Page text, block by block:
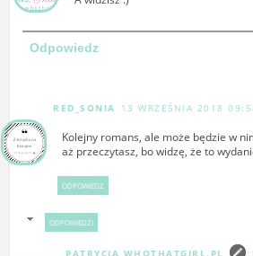
Odpowiedz
RED_SONIA 13 WRZEŚNIA 2018
Kolejny romans, ale może będzie w
aż przeczytasz, bo widzę, że to
ODPOWIEDZ
ODPOWIEDZI